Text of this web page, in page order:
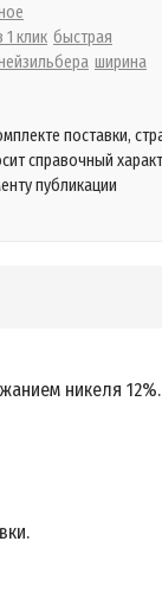
клик быстрая
ширина
поставки,
справочный
публикации
никеля 12%.